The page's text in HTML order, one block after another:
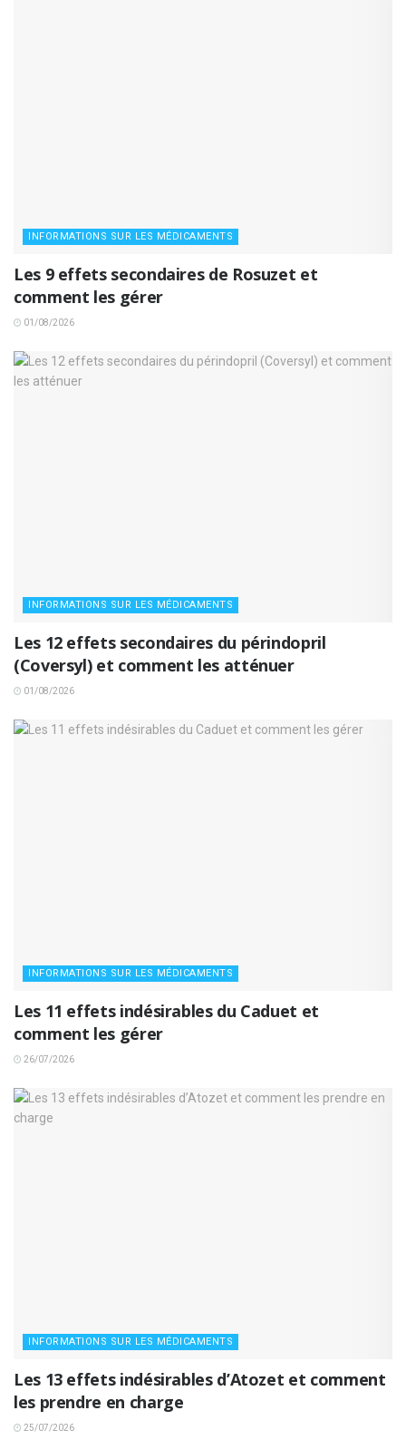
INFORMATIONS SUR LES MÉDICAMENTS
Les 9 effets secondaires de Rosuzet et
comment les gérer
01/08/2026
INFORMATIONS SUR LES MÉDICAMENTS
Les 12 effets secondaires du périndopril
(Coversyl) et comment les atténuer
01/08/2026
INFORMATIONS SUR LES MÉDICAMENTS
Les 11 effets indésirables du Caduet et
comment les gérer
26/07/2026
INFORMATIONS SUR LES MÉDICAMENTS
Les 13 effets indésirables d’Atozet et comment
les prendre en charge
25/07/2026